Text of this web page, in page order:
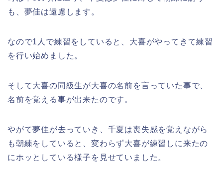
も、夢佳は遠慮します。
なので1人で練習をしていると、大喜がやってきて練習
を行い始めました。
そして大喜の同級生が大喜の名前を言っていた事で、
名前を覚える事が出来たのです。
やがて夢佳が去っていき、千夏は喪失感を覚えながら
も朝練をしていると、変わらず大喜が練習しに来たの
にホッとしている様子を見せていました。